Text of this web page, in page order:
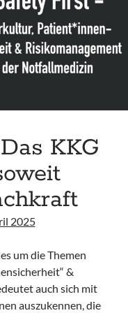
– Bildgebende
– Bildgebende
– Bildgebende
KKG
2025
um die Themen
&
auch sich mit
auszukennen, die